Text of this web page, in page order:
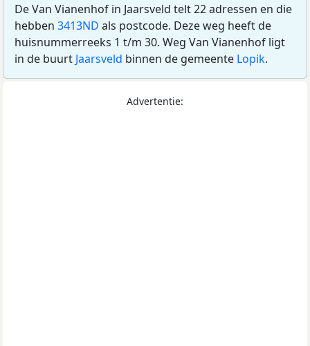
De Van Vianenhof in Jaarsveld telt 22 adressen en die
hebben 3413ND als postcode. Deze weg heeft de
huisnummerreeks 1 t/m 30. Weg Van Vianenhof ligt
in de buurt Jaarsveld binnen de gemeente Lopik.
Advertentie: